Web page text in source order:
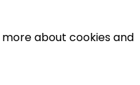
more about cookies and